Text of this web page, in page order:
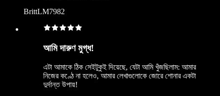
BrittLM7982
আমি দারুণ মুগ্ধ!
এটা আমাকে ঠিক সেইটুকুই দিয়েছে, যেটা আমি খুঁজছিলাম: আমার
নিজের কণ্ঠে না হলেও, আমার লেখাগুলোকে জোরে শোনার একটা
দুর্দান্ত উপায়!